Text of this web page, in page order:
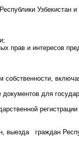
Узбекистан и
прав и интересов
собственности,
для
выезда граждан